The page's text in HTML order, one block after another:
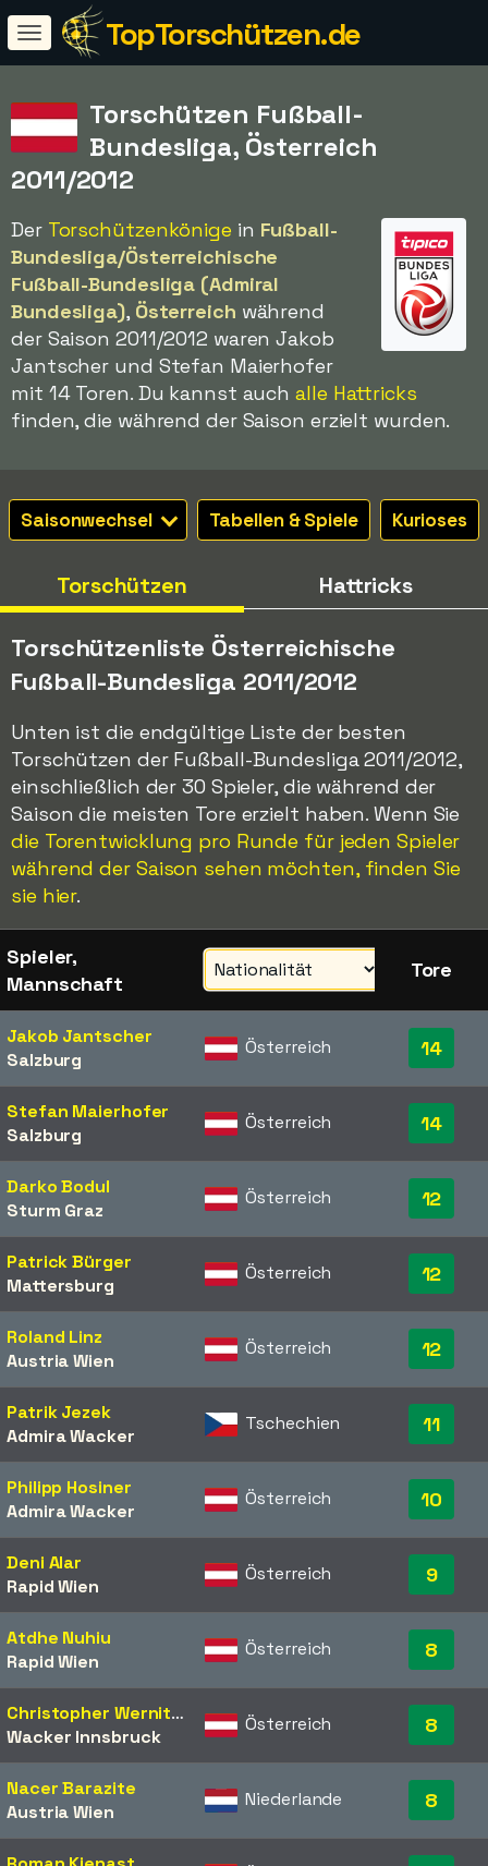
TopTorschützen.de
Torschützen Fußball-
Bundesliga, Österreich
2011/2012
Der Torschützenkönige in Fußball-
Bundesliga/Österreichische
Fußball-Bundesliga (Admiral
Bundesliga), Österreich während
der Saison 2011/2012 waren Jakob
Jantscher und Stefan Maierhofer
mit 14 Toren. Du kannst auchalle Hattricks
finden, die während der Saison erzielt wurden.
Saisonwechsel Tabellen & Spiele Kurioses
Torschützen Hattricks
Torschützenliste Österreichische
Fußball-Bundesliga 2011/2012
Unten ist die endgültige Liste der besten
Torschützen der Fußball-Bundesliga 2011/2012,
einschließlich der 30 Spieler, die während der
Saison die meisten Tore erzielt haben. Wenn Sie
die Torentwicklung pro Runde für jeden Spieler
während der Saison sehen möchten, finden Sie
sie hier.
Spieler,
Mannschaft
Tore
Jakob Jantscher
Salzburg
Österreich 14
Stefan Maierhofer
Salzburg
Österreich 14
Darko Bodul
Sturm Graz
Österreich 12
Patrick Bürger
Mattersburg
Österreich 12
Roland Linz
Austria Wien
Österreich 12
Patrik Jezek
Admira Wacker
Tschechien 11
Philipp Hosiner
Admira Wacker
Österreich 10
Deni Alar
Rapid Wien
Österreich 9
Atdhe Nuhiu
Rapid Wien
Österreich 8
Christopher Wernitznig
Wacker Innsbruck
Österreich 8
Nacer Barazite
Austria Wien
Niederlande 8